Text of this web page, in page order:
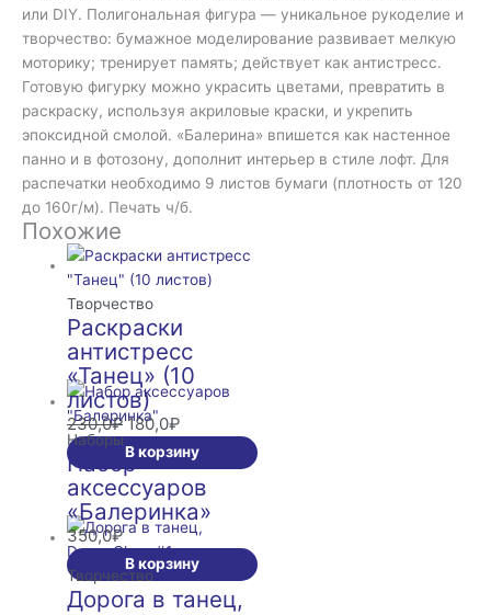
или DIY. Полигональная фигура — уникальное рукоделие и
творчество: бумажное моделирование развивает мелкую
моторику; тренирует память; действует как антистресс.
Готовую фигурку можно украсить цветами, превратить в
раскраску, используя акриловые краски, и укрепить
эпоксидной смолой. «Балерина» впишется как настенное
панно и в фотозону, дополнит интерьер в стиле лофт. Для
распечатки необходимо 9 листов бумаги (плотность от 120
до 160г/м). Печать ч/б.
Похожие
Творчество
Раскраски
антистресс
«Танец» (10
листов)
230,0₽
Первоначальная
цена
составляла
230,0₽.
180,0₽
цена:
180,0₽.
В корзину
Наборы
Набор
аксессуаров
«Балеринка»
350,0₽
В корзину
Творчество
Дорога в танец,
Первоначальная
цена
Текущая
цена: